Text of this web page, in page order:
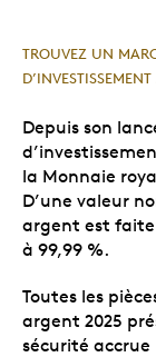
TROUVEZ UN
Depuis son
la Monnaie
D’une valeur
argent est faite
à 99,99 %.
Toutes les
argent 2025
sécurité accrue